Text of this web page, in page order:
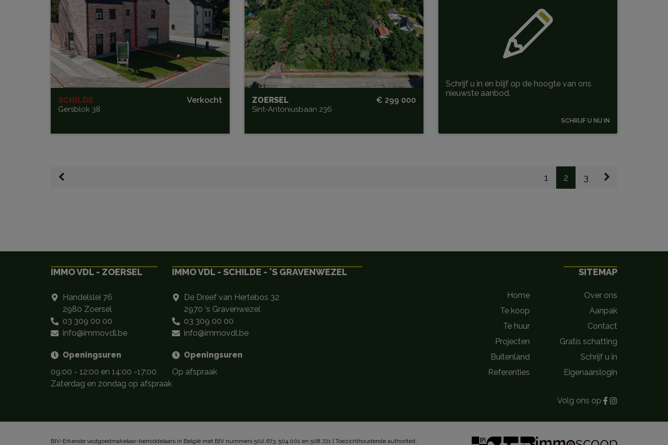
Verkocht
SCHILDE
Gersblok 38
€ 299 000
ZOERSEL
Sint-Antoniusbaan 236
nabij centrum Sint-Antonius
ORIËNTATIE
Noord-West
Schrijf u in en blijf op de hoogte van ons
nieuwste aanbod.
SCHRIJF U NU IN
1 2 3
IMMO VDL - ZOERSEL
Handelslei 76
2980 Zoersel
03 309 00 00
info@immovdl.be
Openingsuren
09:00 - 12:00 en 14:00 -17:00
Zaterdag en zondag op afspraak
IMMO VDL - SCHILDE - 'S GRAVENWEZEL
De Dreef van Hertebos 32
2970 's Gravenwezel
03 309 00 00
info@immovdl.be
Openingsuren
Op afspraak
SITEMAP
Home
Te koop
Te huur
Projecten
Buitenland
Referenties
Over ons
Aanpak
Contact
Gratis schatting
Schrijf u in
Eigenaarslogin
Volg ons op
BIV-Erkende vastgoedmakelaar-bemiddelaars in België met BIV nummers 502.673, 504.001 en 508.721 | Toezichthoudende authoriteit: